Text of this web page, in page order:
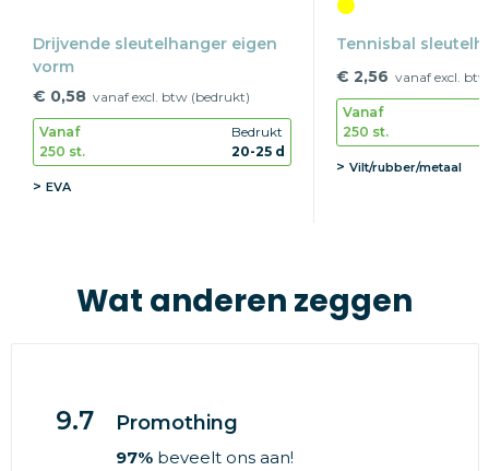
Drijvende sleutelhanger eigen
vorm
€ 0,58 vanaf excl. btw (bedrukt)
Vanaf
250 st.
Bedrukt
20-25 d
EVA
Tennisbal
€ 2,56 vanaf excl.
Vanaf
250 st.
Vilt/rubber/metaal
Wat anderen zeggen
9.7 Promothing
97%beveelt ons aan!